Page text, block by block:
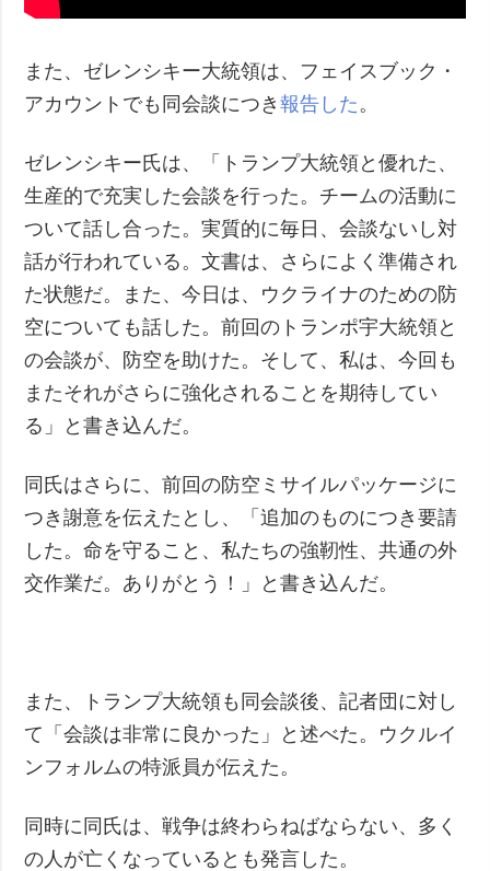
また、ゼレンシキー大統領は、フェイスブック・
アカウントでも同会談につき報告した 。
ゼレンシキー氏は、「トランプ大統領と優れた、
生産的で充実した会談を行った。チームの活動に
ついて話し合った。実質的に毎日、会談ないし対
話が行われている。文書は、さらによく準備され
た状態だ。また、今日は、ウクライナのための防
空についても話した。前回のトランポ宇大統領と
の会談が、防空を助けた。そして、私は、今回も
またそれがさらに強化されることを期待してい
る」と書き込んだ。
同氏はさらに、前回の防空ミサイルパッケージに
つき謝意を伝えたとし、「追加のものにつき要請
した。命を守ること、私たちの強靭性、共通の外
交作業だ。ありがとう！」と書き込んだ。
また、トランプ大統領も同会談後、記者団に対し
て「会談は非常に良かった」と述べた。ウクルイ
ンフォルムの特派員が伝えた。
同時に同氏は、戦争は終わらねばならない、多く
の人が亡くなっているとも発言した。